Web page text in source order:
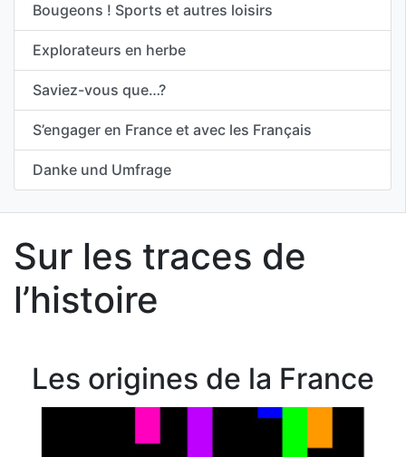
Bougeons ! Sports et autres loisirs
Explorateurs en herbe
Saviez-vous que…?
S’engager en France et avec les Français
Danke und Umfrage
Sur les traces de
l’histoire
Les origines de la France